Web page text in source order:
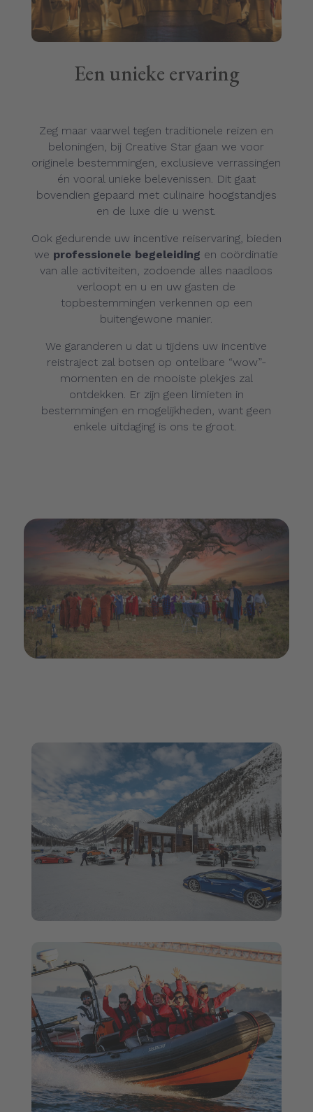
Een unieke ervaring
Zeg maar vaarwel tegen traditionele reizen en
beloningen, bij Creative Star gaan we voor
originele bestemmingen, exclusieve verrassingen
én vooral unieke belevenissen. Dit gaat
bovendien gepaard met culinaire hoogstandjes
en de luxe die u wenst.
Ook gedurende uw incentive reiservaring, bieden
we professionele begeleiding en coördinatie
van alle activiteiten, zodoende alles naadloos
verloopt en u en uw gasten de
topbestemmingen verkennen op een
buitengewone manier.
We garanderen u dat u tijdens uw incentive
reistraject zal botsen op ontelbare “wow”-
momenten en de mooiste plekjes zal
ontdekken. Er zijn geen limieten in
bestemmingen en mogelijkheden, want geen
enkele uitdaging is ons te groot.